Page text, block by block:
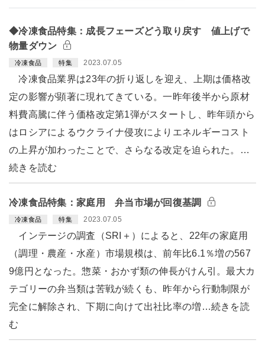
◆冷凍食品特集：成長フェーズどう取り戻す 値上げで
物量ダウン
冷凍食品 特集 2023.07.05
冷凍食品業界は23年の折り返しを迎え、上期は価格改
定の影響が顕著に現れてきている。一昨年後半から原材
料費高騰に伴う価格改定第1弾がスタートし、昨年頭から
はロシアによるウクライナ侵攻によりエネルギーコスト
の上昇が加わったことで、さらなる改定を迫られた。…
続きを読む
冷凍食品特集：家庭用 弁当市場が回復基調
冷凍食品 特集 2023.07.05
インテージの調査（SRI＋）によると、22年の家庭用
（調理・農産・水産）市場規模は、前年比6.1％増の567
9億円となった。惣菜・おかず類の伸長がけん引。最大カ
テゴリーの弁当類は苦戦が続くも、昨年から行動制限が
完全に解除され、下期に向けて出社比率の増…続きを読
む